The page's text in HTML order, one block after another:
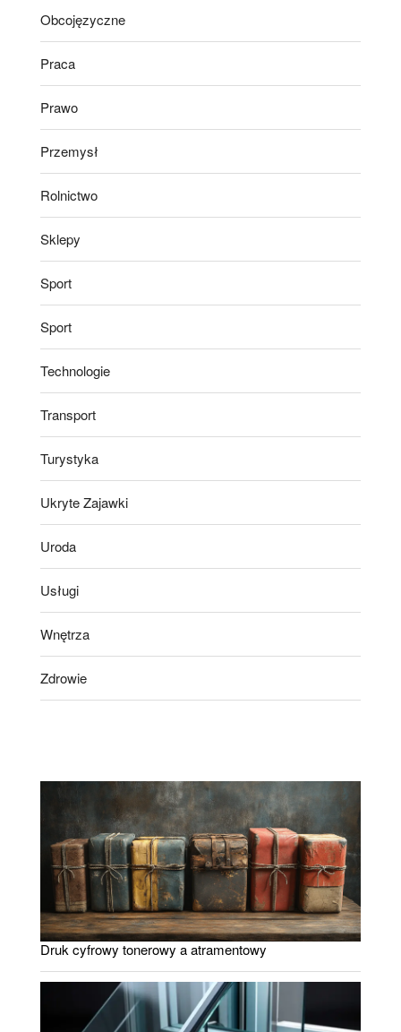
Obcojęzyczne
Praca
Prawo
Przemysł
Rolnictwo
Sklepy
Sport
Sport
Technologie
Transport
Turystyka
Ukryte Zajawki
Uroda
Usługi
Wnętrza
Zdrowie
Druk cyfrowy tonerowy a atramentowy